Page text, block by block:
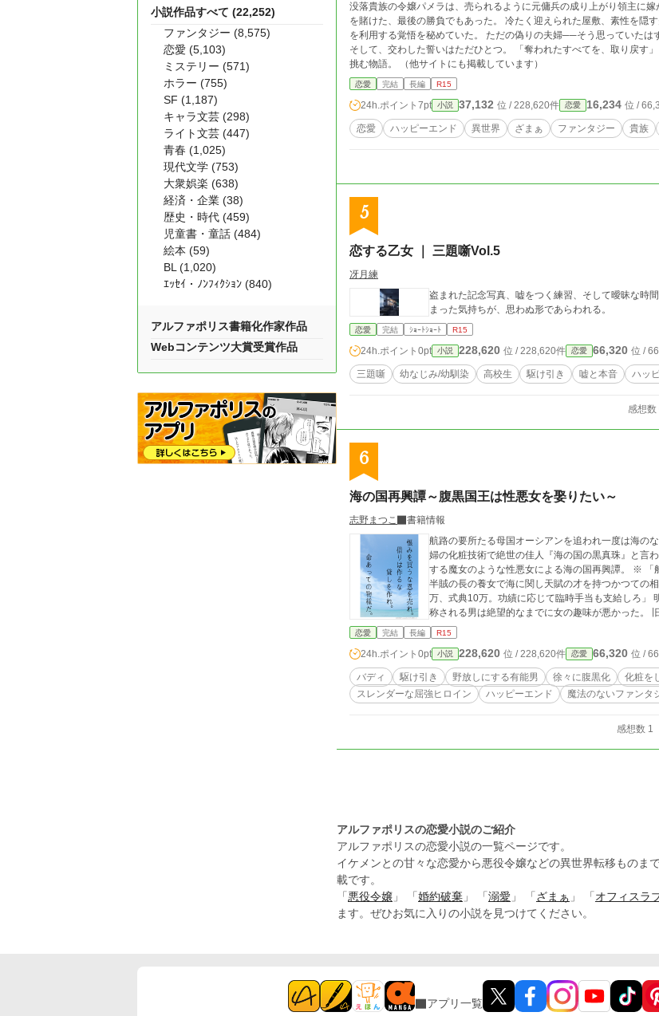
没落貴族の令嬢パメラは、売られるように元傭兵の成り上がり領主に
を賭けた、最後の勝負でもあった。 冷たく迎えられた屋敷、素性を隠す夫。 けれど、微笑みの仮面の下で牙を研ぐパメラもまた、彼
を利用する覚悟を秘めていた。 ただの偽りの夫婦──そう思っていたはずなのに。 重ねた誓いの先で、ふたりの心はひとつになる。
そして、交わした誓いはただひとつ。 「奪われたすべてを、取り戻す」 これは、仮面を被った令嬢と傭兵領主が、愛を知り、復讐に
挑む物語。 （他サイトにも掲載しています）
恋愛 完結 長編 R15
24h.ポイント 7pt 小説 37,132 位 / 228,620件 恋愛 16,234 位 /
恋愛 ハッピーエンド 異世界 ざまぁ ファンタジー 貴族
5
恋する乙女 ｜ 三題噺Vol.5
冴月練
盗まれた記念写真、嘘をつく練習、そして曖昧な時
まった気持ちが、思わぬ形であらわれる。
恋愛 完結 ｼｮｰﾄｼｮｰﾄ R15
24h.ポイント 0pt 小説 228,620 位 / 228,620件 恋愛 66,320 位 /
三題噺 幼なじみ/幼馴染 高校生 駆け引き 嘘と本音 ハッ
感想数
6
海の国再興譚～腹黒国王は性悪女を娶りたい～
志野まつこ
書籍情報
航路の要所たる母国オーシアンを追われ一度は海の
婦の化粧技術で絶世の佳人『海の国の黒真珠』と言
する魔女のような性悪女による海の国再興譚。 ※
半賊の長の養女で海に関し天賦の才を持つかつての
万、式典10万。功績に応じて臨時手当も支給しろ」
恋愛 完結 長編 R15
24h.ポイント 0pt 小説 228,620 位 / 228,620件 恋愛 66,320 位 /
バディ 駆け引き 野放しにする有能男 徐々に腹黒化 化粧を
スレンダーな屈強ヒロイン
ハッピーエンド 魔法のないファンタ
感想数 1
アルファポリスの恋愛小説のご紹介
アルファポリスの恋愛小説の一覧ページです。
イケメンとの甘々な恋愛から悪役令嬢などの異世界転移ものま
載です。
「 悪役令嬢 」 「 婚約破棄 」 「 溺愛 」 「 ざまぁ 」 「 オフィスラ
ます。ぜひお気に入りの小説を見つけてください。
小説作品すべて (22,252)
ファンタジー (8,575)
恋愛 (5,103)
ミステリー (571)
ホラー (755)
SF (1,187)
キャラ文芸 (298)
ライト文芸 (447)
青春 (1,025)
現代文学 (753)
大衆娯楽 (638)
経済・企業 (38)
歴史・時代 (459)
児童書・童話 (484)
絵本 (59)
BL (1,020)
ｴｯｾｲ・ﾉﾝﾌｨｸｼｮﾝ (840)
アルファポリス書籍化作家作品
Webコンテンツ大賞受賞作品
アプリ一覧